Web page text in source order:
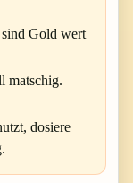
sind Gold wert
matschig.
dosiere